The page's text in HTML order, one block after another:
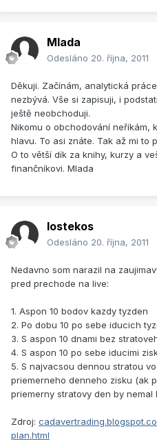
Mlada
Odesláno 20. října, 2011
Děkuji. Začínám, analytická
nezbývá. Vše si zapisuji, i
ještě neobchoduji.
Nikomu o obchodování neříkám,
hlavu. To asi znáte. Tak až mi to
O to větší dík za knihy, kurzy a
finančníkovi. Mlada
lostekos
Odesláno 20. října, 2011
Nedavno som narazil na
pred prechode na live:
1. Aspon 10 bodov kazdy tyzden
2. Po dobu 10 po sebe iducich
3. S aspon 10 dnami bez
4. S aspon 10 po sebe iducimi
5. S najvacsou dennou stratou
priemerneho denneho zisku (ak
priemerny stratovy den by nemal
Zdroj:
plan.html